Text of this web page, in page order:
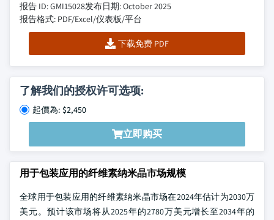
报告 ID: GMI15028发布日期: October 2025
报告格式: PDF/Excel/仪表板/平台
下载免费 PDF
了解我们的授权许可选项:
起價為: $2,450
立即购买
用于包装应用的纤维素纳米晶市场规模
全球用于包装应用的纤维素纳米晶市场在2024年估计为2030万
美元。预计该市场将从2025年的2780万美元增长至2034年的